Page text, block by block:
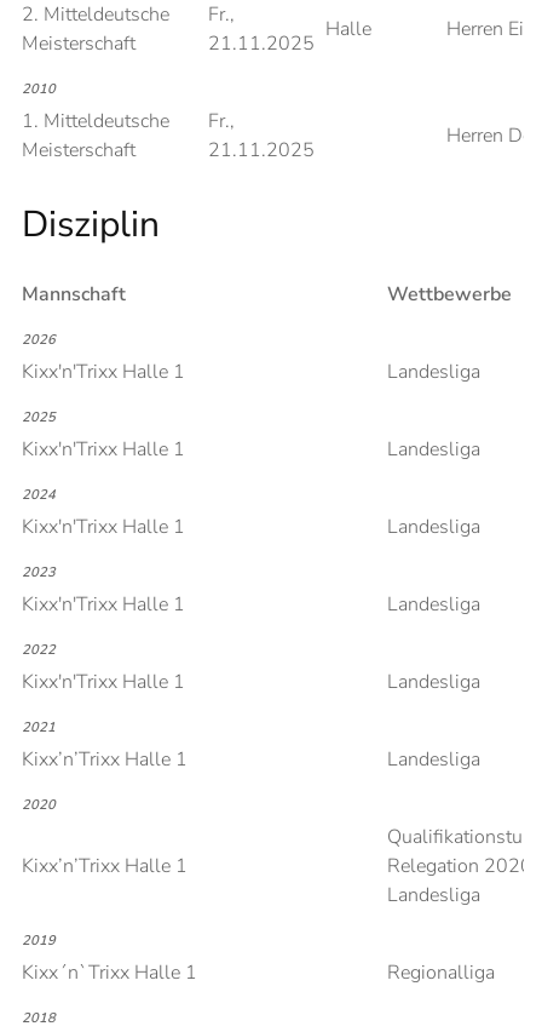
2. Mitteldeutsche
Meisterschaft
Fr.,
21.11.2025
Halle Herren
2010
1. Mitteldeutsche
Meisterschaft
Fr.,
21.11.2025
Herren
Disziplin
Mannschaft Wettbewerbe
2026
Kixx'n'Trixx Halle 1 Landesliga
2025
Kixx'n'Trixx Halle 1 Landesliga
2024
Kixx'n'Trixx Halle 1 Landesliga
2023
Kixx'n'Trixx Halle 1 Landesliga
2022
Kixx'n'Trixx Halle 1 Landesliga
2021
Kixx’n’Trixx Halle 1 Landesliga
2020
Kixx’n’Trixx Halle 1
Relegation 2020,
Landesliga
2019
Kixx´n`Trixx Halle 1 Regionalliga
2018